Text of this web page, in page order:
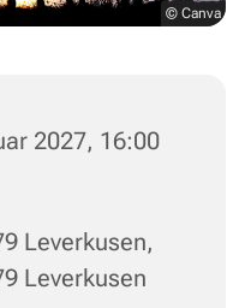
© Canva
2027, 16:00
Leverkusen,
Leverkusen